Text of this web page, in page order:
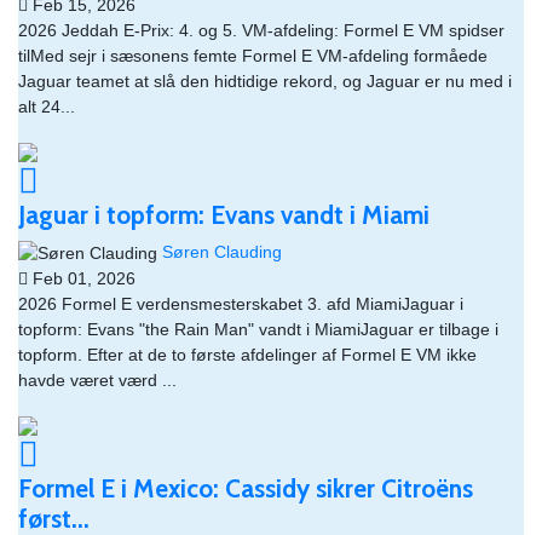
Feb 15, 2026
2026 Jeddah E-Prix: 4. og 5. VM-afdeling: Formel E VM spidser
tilMed sejr i sæsonens femte Formel E VM-afdeling formåede
Jaguar teamet at slå den hidtidige rekord, og Jaguar er nu med i
alt 24...
Jaguar i topform: Evans vandt i Miami
Søren Clauding
Feb 01, 2026
2026 Formel E verdensmesterskabet 3. afd MiamiJaguar i
topform: Evans "the Rain Man" vandt i MiamiJaguar er tilbage i
topform. Efter at de to første afdelinger af Formel E VM ikke
havde været værd ...
Formel E i Mexico: Cassidy sikrer Citroëns
først...